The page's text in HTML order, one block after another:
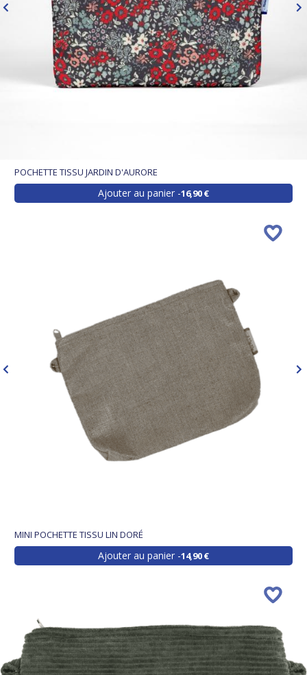
POCHETTE TISSU JARDIN D'AURORE
Ajouter au panier 16,90 €
MINI POCHETTE TISSU LIN DORÉ
Ajouter au panier 14,90 €